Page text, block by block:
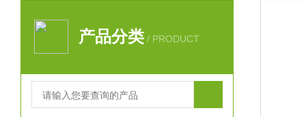
产品分类 / PRODUCT